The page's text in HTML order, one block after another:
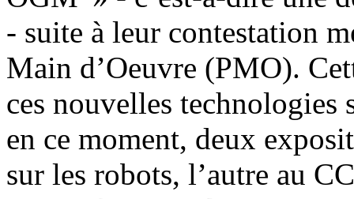
- suite à leur contestation
Main d’Oeuvre (PMO).
ces nouvelles technologies
en ce moment, deux
sur les robots, l’autre au